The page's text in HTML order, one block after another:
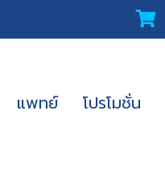
แพทย์ โปรโมชั่น